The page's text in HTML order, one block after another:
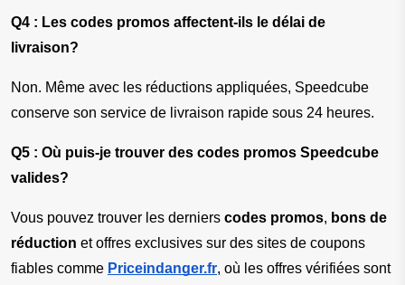
Q4 : Les codes promos affectent-ils le délai de
livraison?
Non. Même avec les réductions appliquées, Speedcube
conserve son service de livraison rapide sous 24 heures.
Q5 : Où puis-je trouver des codes promos Speedcube
valides?
Vous pouvez trouver les derniers codes promos, bons de
réduction et offres exclusives sur des sites de coupons
fiables comme Priceindanger.fr, où les offres vérifiées sont